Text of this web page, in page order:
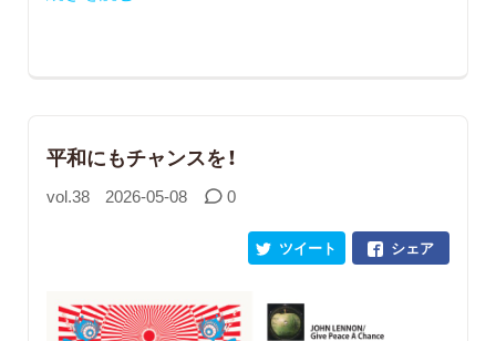
平和にもチャンスを！
vol.38 2026-05-08 0
シェア
ツイート